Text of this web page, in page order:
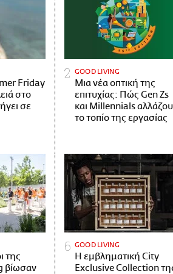
Friday
στο
σε
GOOD LIVING
Μια νέα οπτική της
επιτυχίας: Πώς Gen Zs
και Millennials
το τοπίο της εργασίας
της
βίωσαν
GOOD LIVING
Η εμβληματική City
Exclusive Collection